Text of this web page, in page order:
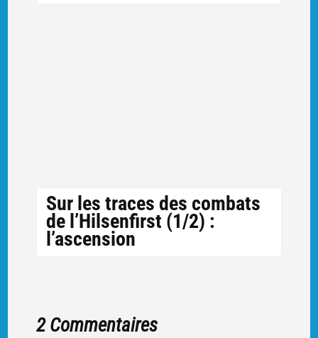
Sur les traces des combats
de l’Hilsenfirst (1/2) :
l’ascension
2 Commentaires